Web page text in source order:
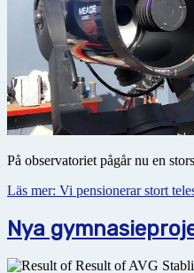
På observatoriet pågår nu en
Läs mer: Vi pensionerar stort
Nya